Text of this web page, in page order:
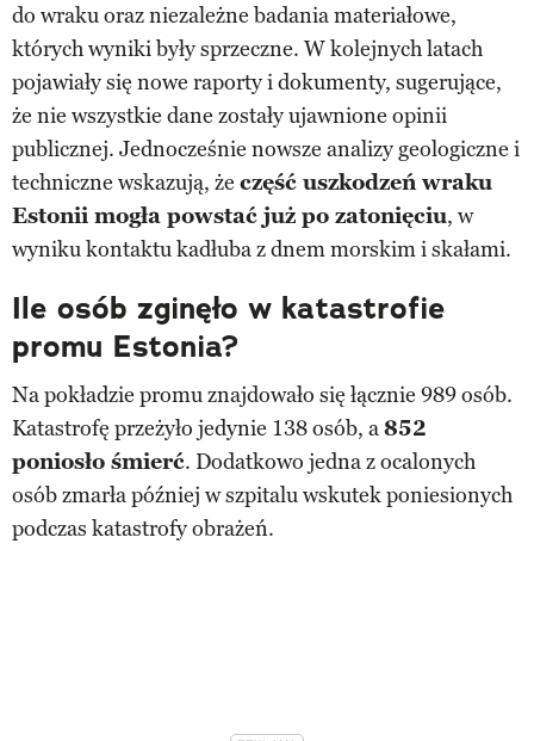
do wraku oraz niezależne badania materiałowe,
których wyniki były sprzeczne. W kolejnych latach
pojawiały się nowe raporty i dokumenty, sugerujące,
że nie wszystkie dane zostały ujawnione opinii
publicznej. Jednocześnie nowsze analizy geologiczne i
techniczne wskazują, że część uszkodzeń wraku
Estonii mogła powstać już po zatonięciu, w
wyniku kontaktu kadłuba z dnem morskim i skałami.
Ile osób zginęło w katastrofie
promu Estonia?
Na pokładzie promu znajdowało się łącznie 989 osób.
Katastrofę przeżyło jedynie 138 osób, a852
poniosło śmierć. Dodatkowo jedna z ocalonych
osób zmarła później w szpitalu wskutek poniesionych
podczas katastrofy obrażeń.